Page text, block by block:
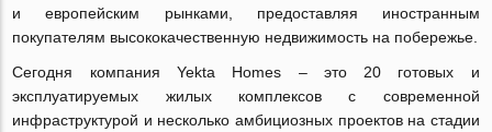
и европейским рынками, предоставляя иностранным
покупателям высококачественную недвижимость на побережье.
Сегодня компания Yekta Homes – это 20 готовых и
эксплуатируемых жилых комплексов с современной
инфраструктурой и несколько амбициозных проектов на стадии